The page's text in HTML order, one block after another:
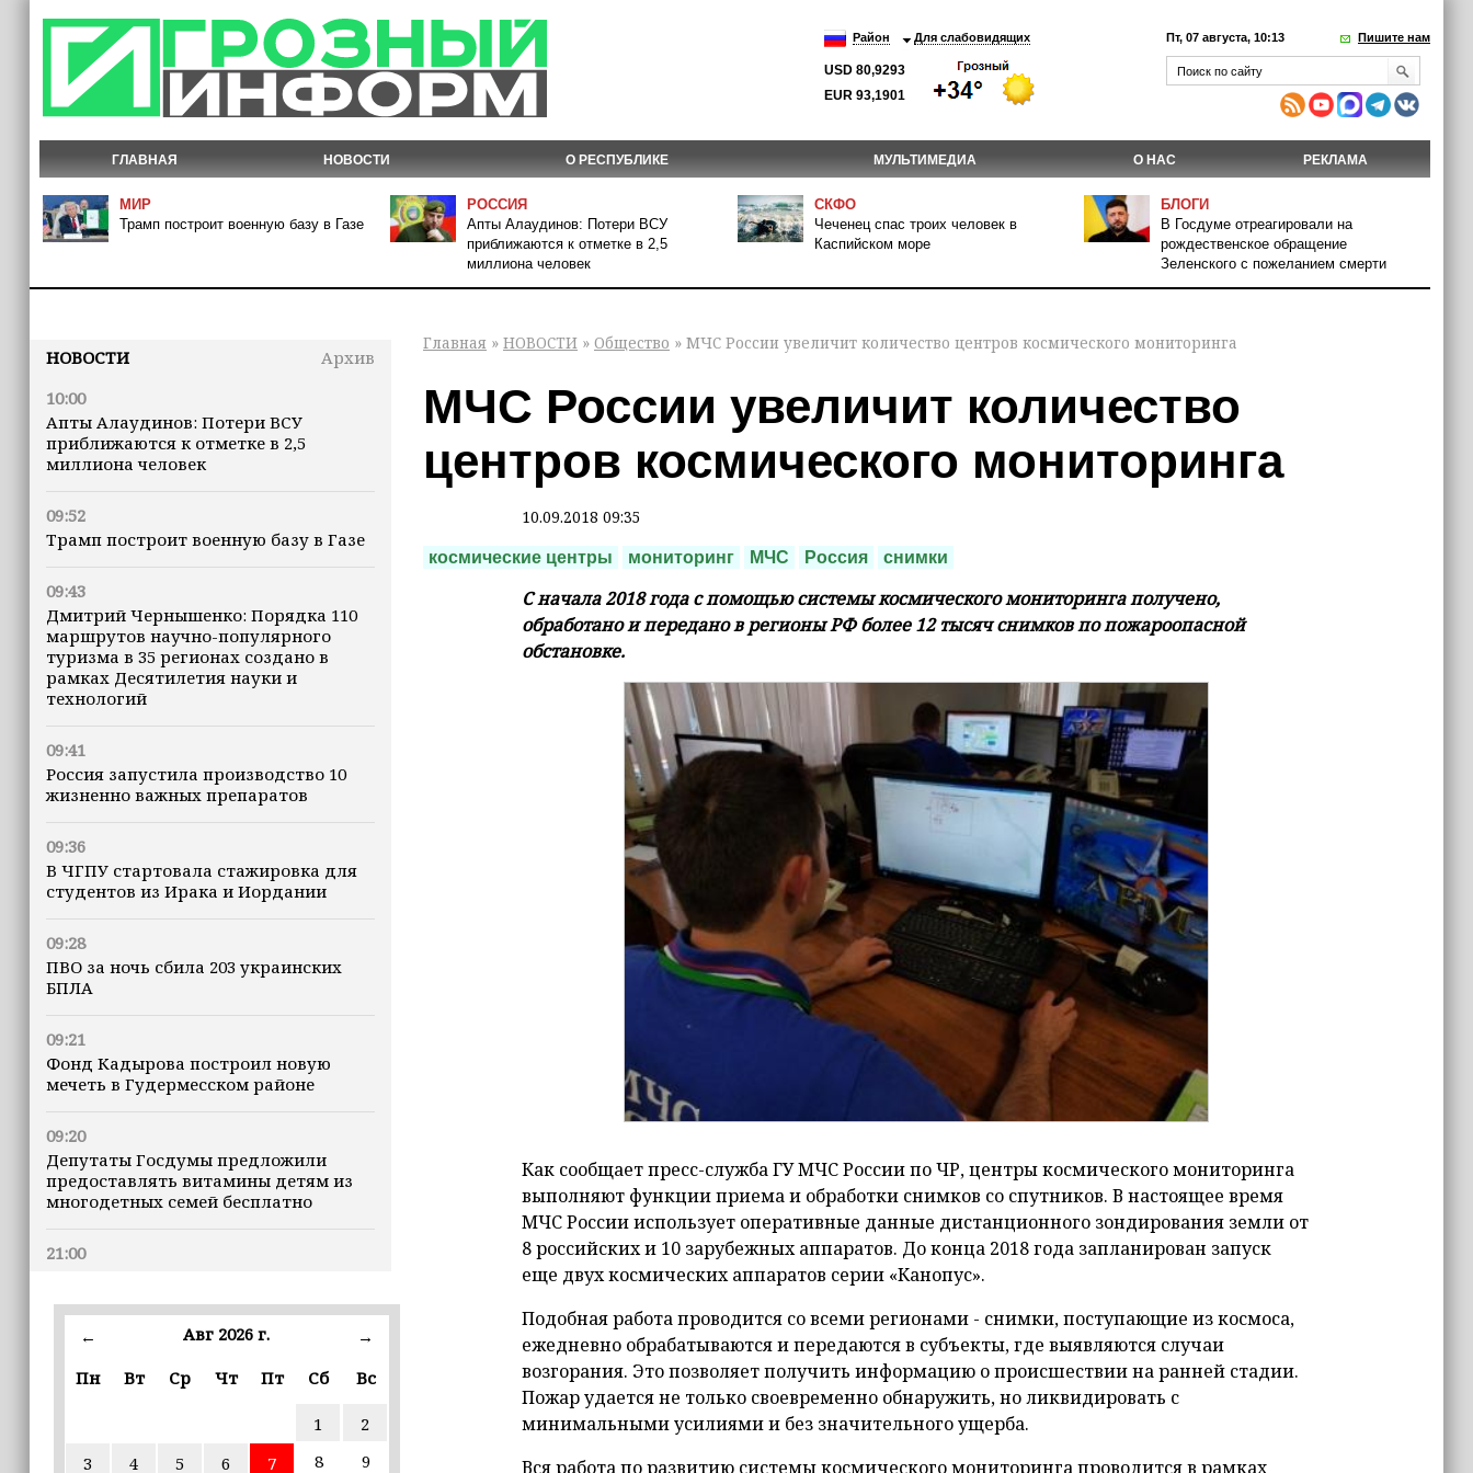
Район Для слабовидящих
USD 80,9293
EUR 93,1901
Пт, 07 августа, 10:13 Пишите нам
ГЛАВНАЯ НОВОСТИ О РЕСПУБЛИКЕ МУЛЬТИМЕДИА О НАС РЕКЛАМА
МИР
Трамп построит военную базу в Газе
РОССИЯ
Апты Алаудинов: Потери ВСУ
приближаются к отметке в 2,5
миллиона человек
СКФО
Чеченец спас троих человек в
Каспийском море
БЛОГИ
В Госдуме отреагировали на
рождественское обращение
Зеленского с пожеланием смерти
НОВОСТИ
Архив
10:00
Апты Алаудинов: Потери ВСУ
приближаются к отметке в 2,5
миллиона человек
09:52
Трамп построит военную базу в Газе
09:43
Дмитрий Чернышенко: Порядка 110
маршрутов научно-популярного
туризма в 35 регионах создано в
рамках Десятилетия науки и
технологий
09:41
Россия запустила производство 10
жизненно важных препаратов
09:36
В ЧГПУ стартовала стажировка для
студентов из Ирака и Иордании
09:28
ПВО за ночь сбила 203 украинских
БПЛА
09:21
Фонд Кадырова построил новую
мечеть в Гудермесском районе
09:20
Депутаты Госдумы предложили
предоставлять витамины детям из
многодетных семей бесплатно
21:00
ремонта в школах Грозного
19:18
В Чеченской Республике подвели
итоги совещания по безопасности и
← Авг 2026 г.
→
Пн
Вт Ср Чт Пт Сб Вс
1
2
3
4 5 6 7 8
9
Главная » НОВОСТИ » Общество » МЧС России увеличит количество центров космического мониторинга
МЧС России увеличит количество
центров космического мониторинга
10.09.2018 09:35
космические центры мониторинг МЧС Россия снимки
С начала 2018 года с помощью системы космического мониторинга получено,
обработано и передано в регионы РФ более 12 тысяч снимков по пожароопасной
обстановке.
Как сообщает пресс-служба ГУ МЧС России по ЧР, центры космического мониторинга
выполняют функции приема и обработки снимков со спутников. В настоящее время
МЧС России использует оперативные данные дистанционного зондирования земли от
8 российских и 10 зарубежных аппаратов. До конца 2018 года запланирован запуск
еще двух космических аппаратов серии «Канопус».
Подобная работа проводится со всеми регионами - снимки, поступающие из космоса,
ежедневно обрабатываются и передаются в субъекты, где выявляются случаи
возгорания. Это позволяет получить информацию о происшествии на ранней стадии.
Пожар удается не только своевременно обнаружить, но ликвидировать с
минимальными усилиями и без значительного ущерба.
Вся работа по развитию системы космического мониторинга проводится в рамках